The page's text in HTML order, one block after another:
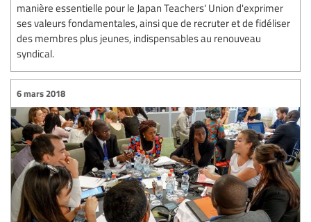
manière essentielle pour le Japan Teachers' Union d'exprimer
ses valeurs fondamentales, ainsi que de recruter et de fidéliser
des membres plus jeunes, indispensables au renouveau
syndical.
6 mars 2018